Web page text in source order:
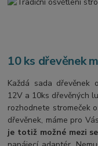
10 ks dřevěnek
Každá sada dřevěnek
12V a 10ks dřevěných
rozhodnete stromeček
dřevěnek, máme pro
je totiž možné mezi